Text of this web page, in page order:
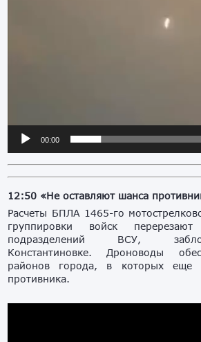
00:00
12:50 «Не оставляют шанса
Расчеты БПЛА 1465-го
группировки войск
подразделений ВСУ,
Константиновке. Дроноводы
районов города, в которых еще
противника.